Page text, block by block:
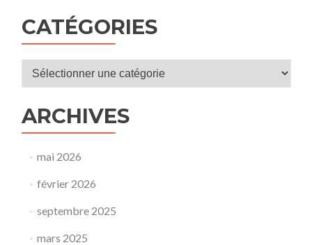
CATÉGORIES
Catégories
ARCHIVES
mai 2026
février 2026
septembre 2025
mars 2025